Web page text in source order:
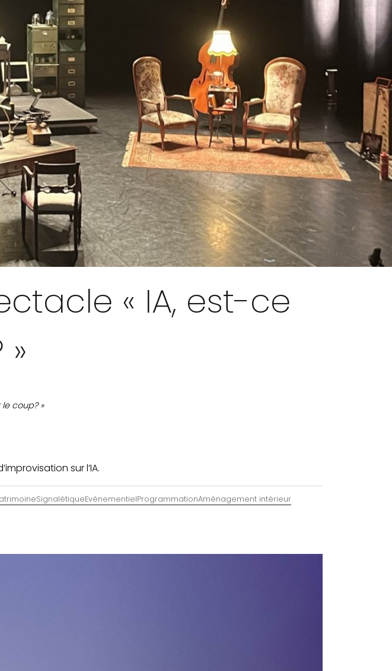
« IA, est-ce
coup? »
sur l’IA.
SignalétiqueEvènementielProgrammationAménagement intérieur